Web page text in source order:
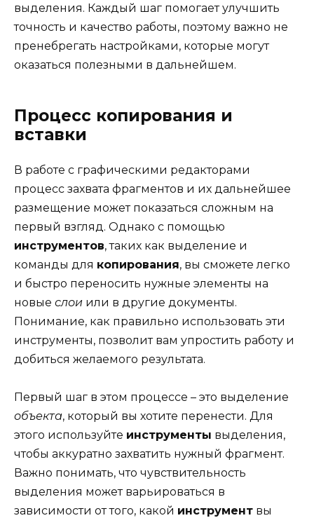
выделения. Каждый шаг помогает улучшить
точность и качество работы, поэтому важно не
пренебрегать настройками, которые могут
оказаться полезными в дальнейшем.
Процесс копирования и
вставки
В работе с графическими редакторами
процесс захвата фрагментов и их дальнейшее
размещение может показаться сложным на
первый взгляд. Однако с помощью
инструментов, таких как выделение и
команды для копирования, вы сможете легко
и быстро переносить нужные элементы на
новые слои или в другие документы.
Понимание, как правильно использовать эти
инструменты, позволит вам упростить работу и
добиться желаемого результата.
Первый шаг в этом процессе – это выделение
объекта, который вы хотите перенести. Для
этого используйте инструменты выделения,
чтобы аккуратно захватить нужный фрагмент.
Важно понимать, что чувствительность
выделения может варьироваться в
зависимости от того, какой инструмент вы